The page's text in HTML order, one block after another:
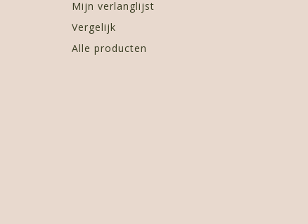
Mijn verlanglijst
Vergelijk
Alle producten